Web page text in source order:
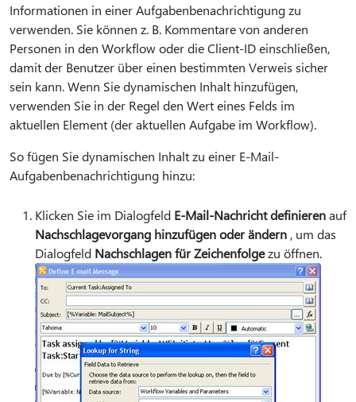
Informationen in einer Aufgabenbenachrichtigung zu
verwenden. Sie können z. B. Kommentare von anderen
Personen in den Workflow oder die Client-ID einschließen,
damit der Benutzer über einen bestimmten Verweis sicher
sein kann. Wenn Sie dynamischen Inhalt hinzufügen,
verwenden Sie in der Regel den Wert eines Felds im
aktuellen Element (der aktuellen Aufgabe im Workflow).
So fügen Sie dynamischen Inhalt zu einer E-Mail-
Aufgabenbenachrichtigung hinzu:
Klicken Sie im Dialogfeld E-Mail-Nachricht definierenauf
Nachschlagevorgang hinzufügen oder ändern , um das
Dialogfeld Nachschlagen für Zeichenfolgezu öffnen.